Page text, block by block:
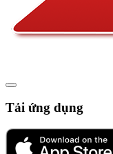
Tải ứng dụng